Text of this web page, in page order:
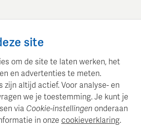
onderhoudt een gestructureerde
site
om de site te laten werken, het
en advertenties te meten.
zijn altijd actief. Voor analyse- en
we je toestemming. Je kunt je
via Cookie-instellingen onderaan
in onze cookieverklaring.